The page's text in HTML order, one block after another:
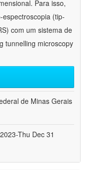
Para isso,
(tip-
com um sistema de
tunnelling microscopy
de Minas Gerais
Thu Dec 31